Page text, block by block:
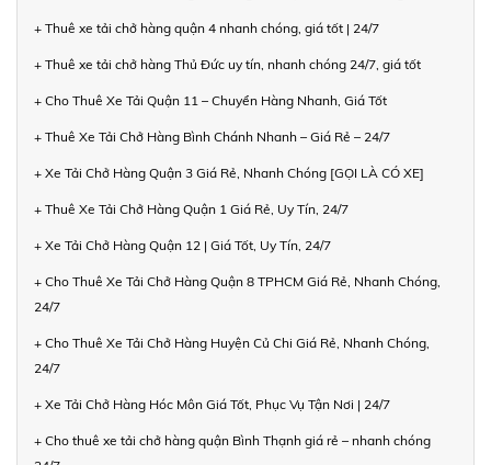
+ Thuê xe tải chở hàng quận 4 nhanh chóng, giá tốt | 24/7
+ Thuê xe tải chở hàng Thủ Đức uy tín, nhanh chóng 24/7, giá tốt
+ Cho Thuê Xe Tải Quận 11 – Chuyển Hàng Nhanh, Giá Tốt
+ Thuê Xe Tải Chở Hàng Bình Chánh Nhanh – Giá Rẻ – 24/7
+ Xe Tải Chở Hàng Quận 3 Giá Rẻ, Nhanh Chóng [GỌI LÀ CÓ XE]
+ Thuê Xe Tải Chở Hàng Quận 1 Giá Rẻ, Uy Tín, 24/7
+ Xe Tải Chở Hàng Quận 12 | Giá Tốt, Uy Tín, 24/7
+ Cho Thuê Xe Tải Chở Hàng Quận 8 TPHCM Giá Rẻ, Nhanh Chóng,
24/7
+ Cho Thuê Xe Tải Chở Hàng Huyện Củ Chi Giá Rẻ, Nhanh Chóng,
24/7
+ Xe Tải Chở Hàng Hóc Môn Giá Tốt, Phục Vụ Tận Nơi | 24/7
+ Cho thuê xe tải chở hàng quận Bình Thạnh giá rẻ – nhanh chóng